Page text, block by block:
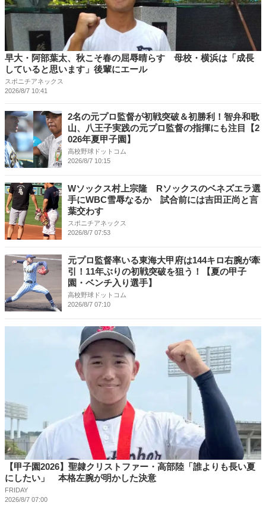
早大・阿部葉太、秋こそ春の屈辱晴らす 母校・横浜は「成長
していると思います」後輩にエール
スポニチアネックス
2026/8/7 10:41
2名の元プロ監督が初戦突破＆初勝利！智弁和歌
山、八王子実践の元プロ監督の指揮にも注目【2
026年夏甲子園】
高校野球ドットコム
2026/8/7 10:15
Wソックス村上宗隆 Rソックスのベネズエラ選
手にWBC雪辱なるか 試合前には吉田正尚と言
葉交わす
スポニチアネックス
2026/8/7 07:53
元プロ監督率いる東海大甲府は144キロ右腕が牽
引！11年ぶりの初戦突破を狙う！【夏の甲子
園・ベンチ入り選手】
高校野球ドットコム
2026/8/7 07:10
【甲子園2026】聖隷クリストファー・高部陸「誰よりも長い夏
にしたい」 本格左腕が明かした決意
FRIDAY
2026/8/7 07:00